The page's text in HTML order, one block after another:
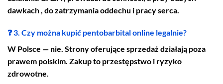
dawkach , do zatrzymania oddechu i pracy serca.
❓ 3. Czy można kupić pentobarbital online legalnie?
W Polsce — nie. Strony oferujące sprzedaż działają poza
prawem polskim. Zakup to przestępstwo i ryzyko
zdrowotne.